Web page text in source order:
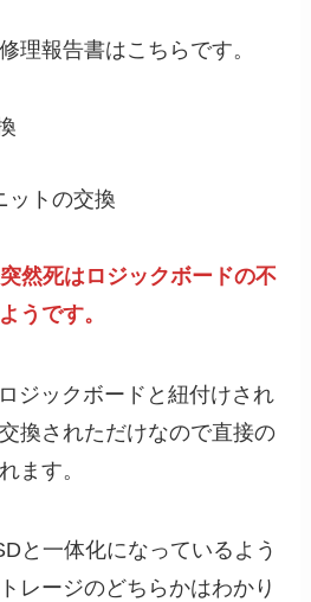
理報告書はこちらです。
ットの交換
然死はロジックボードの不
うです。
ジックボードと紐付けされ
換されただけなので直接の
ます。
と一体化になっているよう
レージのどちらかはわかり